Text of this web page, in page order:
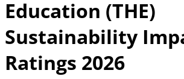
Education (ΤΗΕ)
Sustainability
Ratings 2026